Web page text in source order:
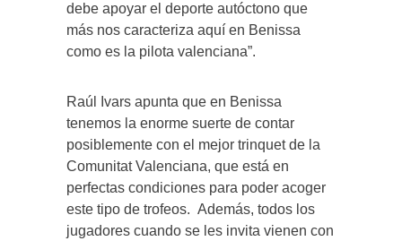
debe apoyar el deporte autóctono que
más nos caracteriza aquí en Benissa
como es la pilota valenciana”.
Raúl Ivars apunta que en Benissa
tenemos la enorme suerte de contar
posiblemente con el mejor trinquet de la
Comunitat Valenciana, que está en
perfectas condiciones para poder acoger
este tipo de trofeos. Además, todos los
jugadores cuando se les invita vienen con